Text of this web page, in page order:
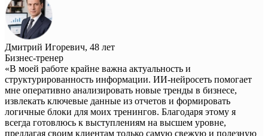
Дмитрий Игоревич, 48 лет
Бизнес-тренер
«В моей работе крайне важна актуальность и
структурированность информации. ИИ-нейросеть помогает
мне оперативно анализировать новые тренды в бизнесе,
извлекать ключевые данные из отчетов и формировать
логичные блоки для моих тренингов. Благодаря этому я
всегда готовлюсь к выступлениям на высшем уровне,
предлагая своим клиентам только самую свежую и полезную